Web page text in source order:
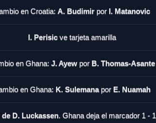
en Croatia: A. Budimir por I. Matanovic
I. Perisicve tarjeta amarilla
en Ghana: J. Ayew por B. Thomas-Asante
en Ghana: K. Sulemanapor E. Nuamah
de D. Luckassen. Ghana deja el marcador 1 - 1